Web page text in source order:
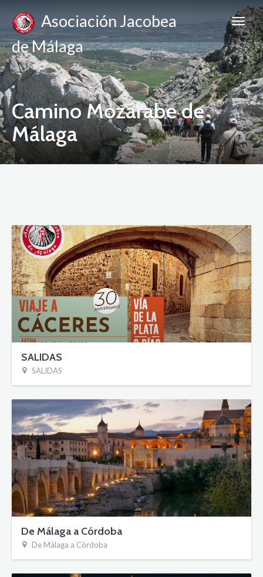
Asociación Jacobea
de Málaga
Camino Mozárabe de
Málaga
SALIDAS
SALIDAS
De Málaga a Córdoba
De Málaga a Córdoba